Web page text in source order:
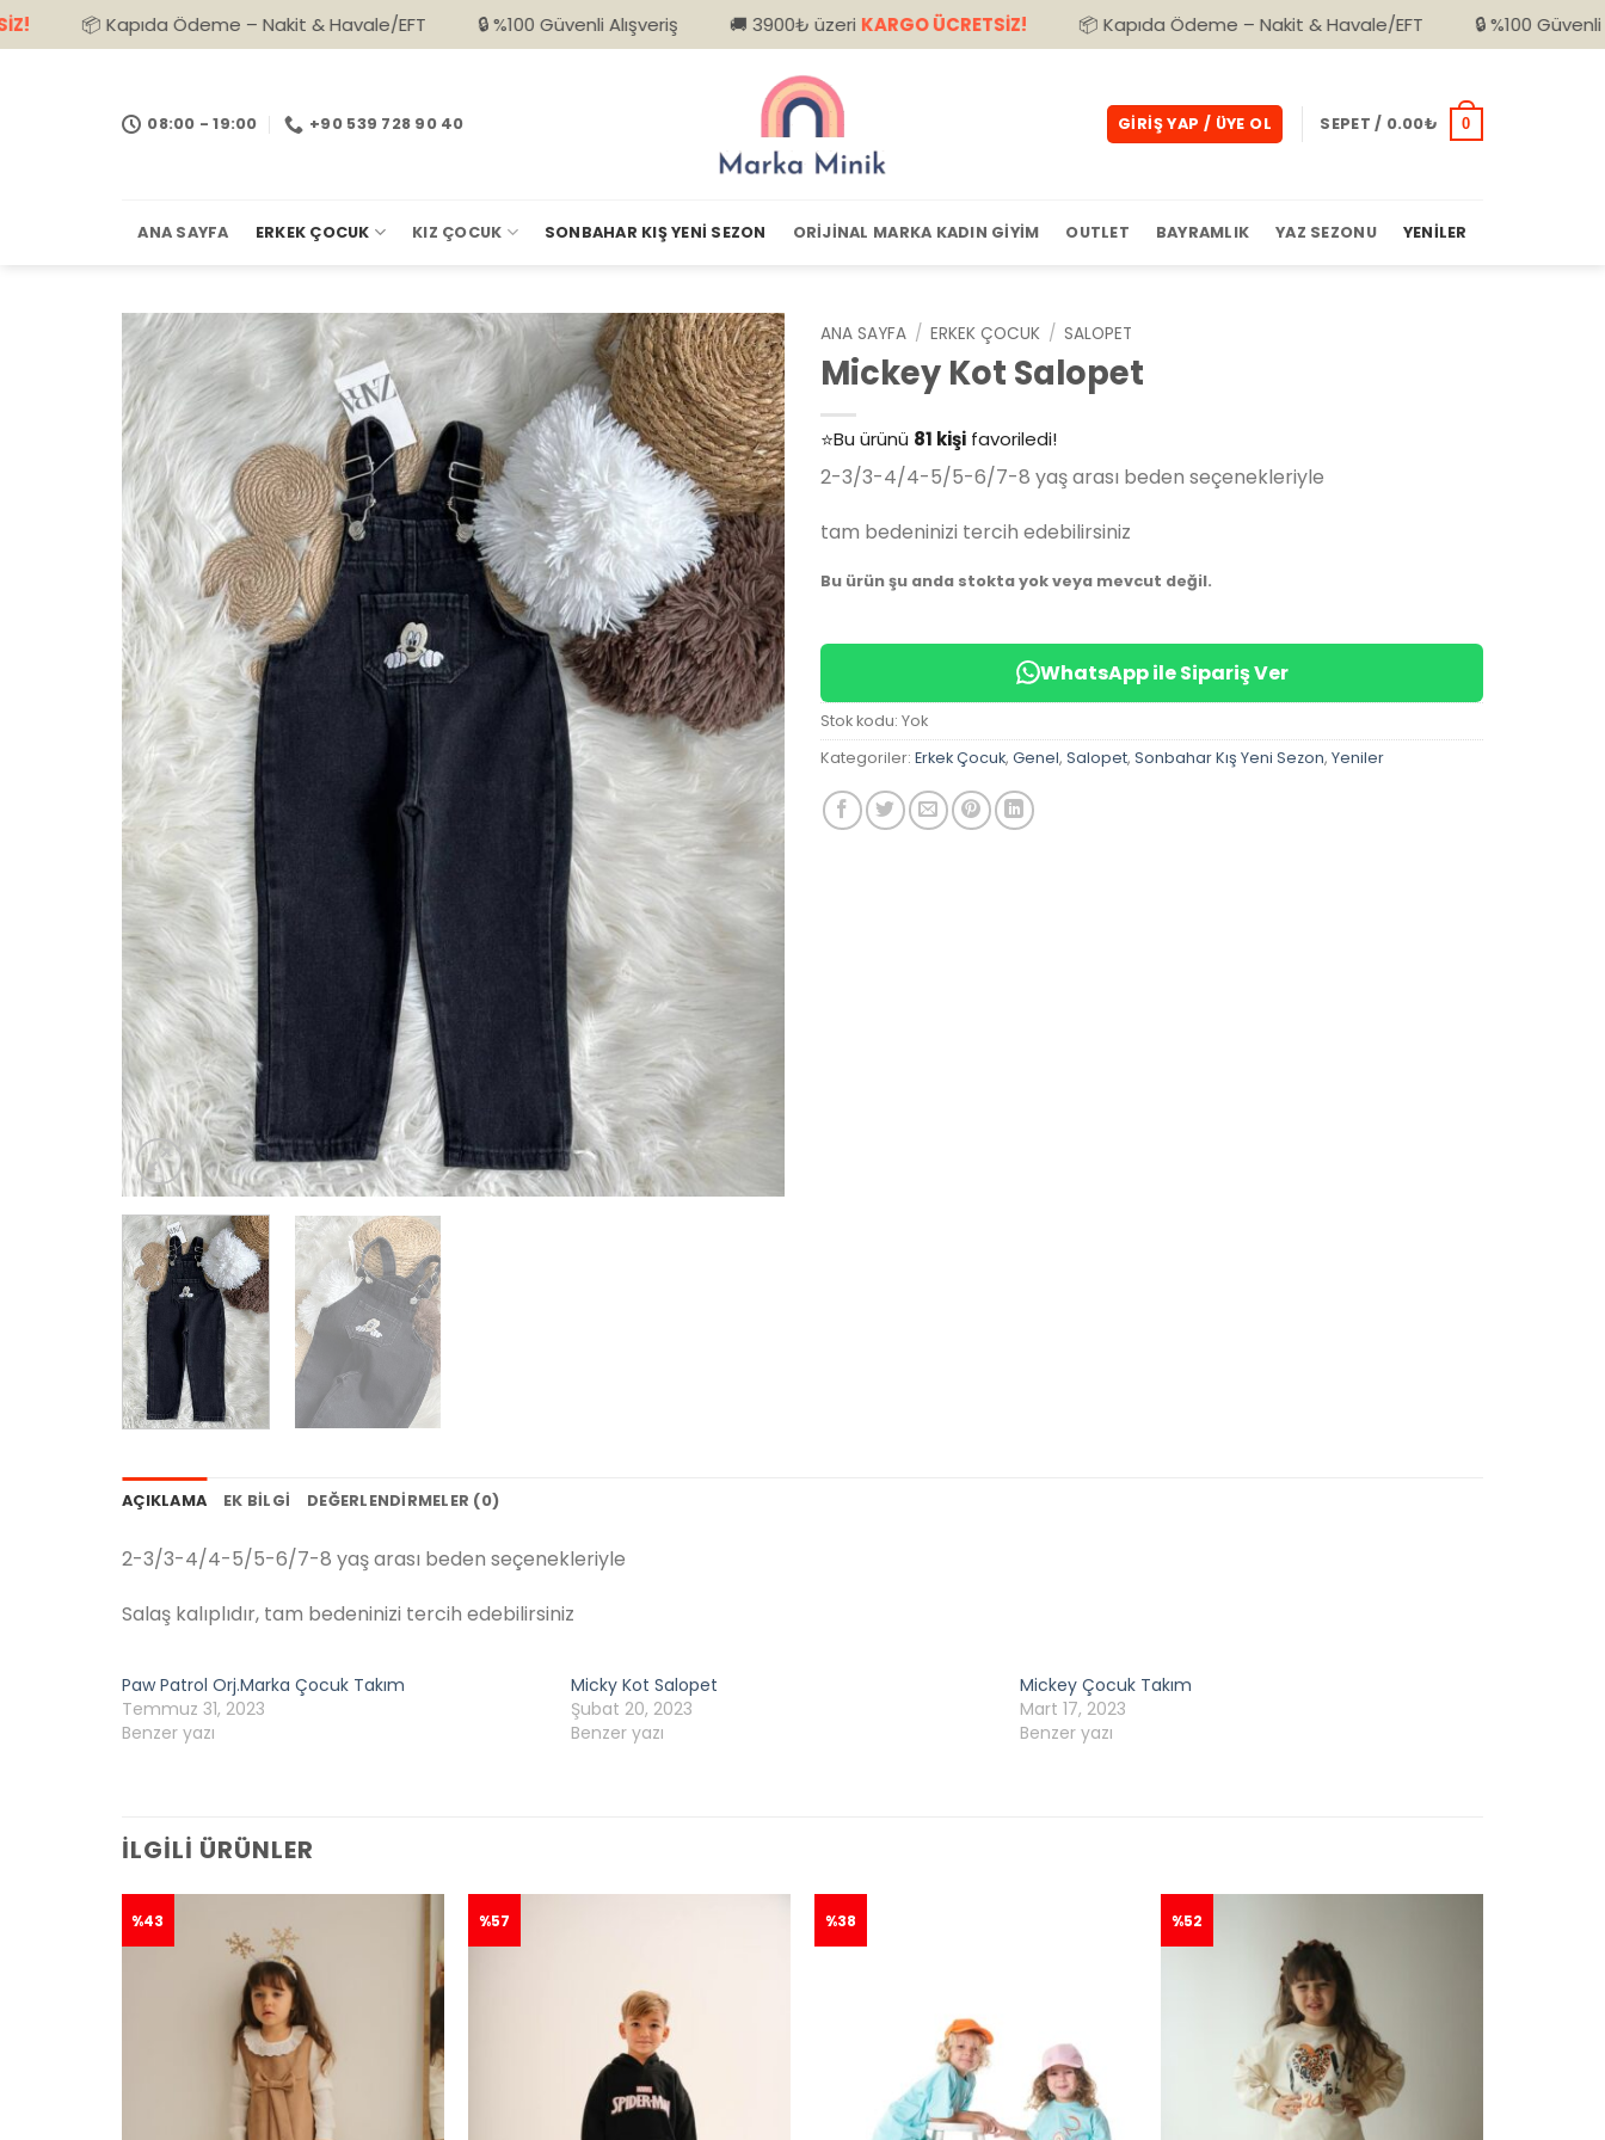
İçeriğe
atla
Ödeme – Nakit & Havale/EFT 🔒 %100 Güvenli Alışveriş 🚚 3900₺ üzeriKARGO ÜCRETSİZ! 📦 Kapıda Ödeme – Nakit & Havale/EFT 🔒 %100 Güvenli Alışveriş
08:00 - 19:00 +90 539 728 90 40 GIRIŞ YAP / ÜYE OL SEPET / 0.00₺ 0
ANA SAYFA ERKEK ÇOCUK KIZ ÇOCUK SONBAHAR KIŞ YENI SEZON ORIJINAL MARKA KADIN GIYIM OUTLET BAYRAMLIK YAZ SEZONU YENILER
ANA SAYFA / ERKEK ÇOCUK / SALOPET
Mickey Kot Salopet
👀Şu an
⭐️Bu ürünü 81 kişi favoriledi!
🛒39 kişi sepetine ekledi!
2-3/3-4/4-5/5-6/7-8 yaş arası beden seçenekleriyle
tam bedeninizi tercih edebilirsiniz
Bu ürün şu anda stokta yok veya mevcut değil.
WhatsApp ile Sipariş Ver
Stok kodu: Yok
Kategoriler: Erkek Çocuk, Genel, Salopet, Sonbahar Kış Yeni Sezon, Yeniler
AÇIKLAMA EK BILGI DEĞERLENDIRMELER (0)
2-3/3-4/4-5/5-6/7-8 yaş arası beden seçenekleriyle
Salaş kalıplıdır, tam bedeninizi tercih edebilirsiniz
Paw Patrol Orj.Marka Çocuk Takım
Temmuz 31, 2023
Benzer yazı
Micky Kot Salopet
Şubat 20, 2023
Benzer yazı
Mickey Çocuk Takım
Mart 17, 2023
Benzer yazı
İLGILI ÜRÜNLER
%43 %57 %38 %52